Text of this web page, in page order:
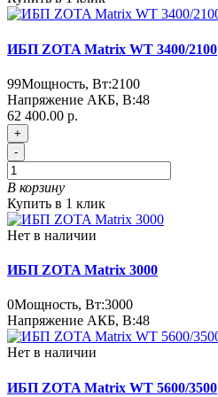
ИБП ZOTA Matrix WT 3400/2100
99Мощность, Вт:2100
Напряжение АКБ, В:48
62 400.00 р.
+
-
В корзину
Купить в 1 клик
Нет в наличии
ИБП ZOTA Matrix 3000
0Мощность, Вт:3000
Напряжение АКБ, В:48
Нет в наличии
ИБП ZOTA Matrix WT 5600/3500